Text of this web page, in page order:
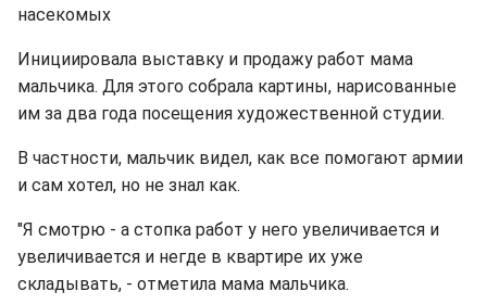
насекомых
Инициировала выставку и продажу работ мама
мальчика. Для этого собрала картины, нарисованные
им за два года посещения художественной студии.
В частности, мальчик видел, как все помогают армии
и сам хотел, но не знал как.
"Я смотрю - а стопка работ у него увеличивается и
увеличивается и негде в квартире их уже
складывать, - отметила мама мальчика.